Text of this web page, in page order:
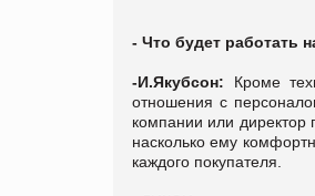
- Что будет работать
-И.Якубсон: Кроме
отношения с
компании или директор
насколько ему
каждого покупателя.